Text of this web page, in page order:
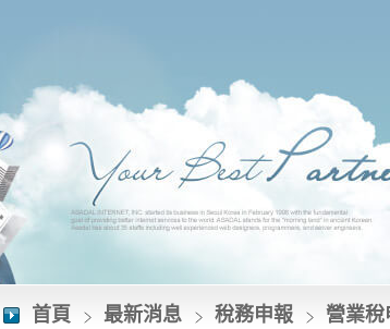
首頁 最新消息 稅務申報
營業稅